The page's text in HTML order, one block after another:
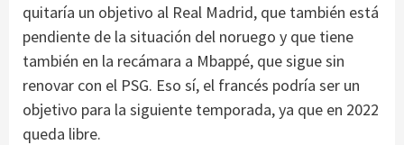
quitaría un objetivo al Real Madrid, que también está
pendiente de la situación del noruego y que tiene
también en la recámara a Mbappé, que sigue sin
renovar con el PSG. Eso sí, el francés podría ser un
objetivo para la siguiente temporada, ya que en 2022
queda libre.